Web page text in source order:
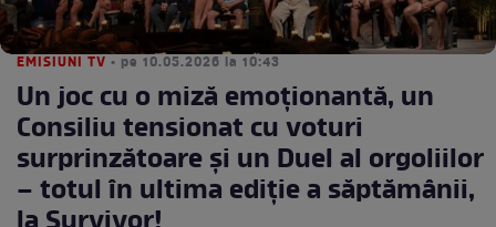
EMISIUNI TV • pe 10.05.2026 la 10:43
Un joc cu o miză emoționantă, un
Consiliu tensionat cu voturi
surprinzătoare și un Duel al orgoliilor
– totul în ultima ediție a săptămânii,